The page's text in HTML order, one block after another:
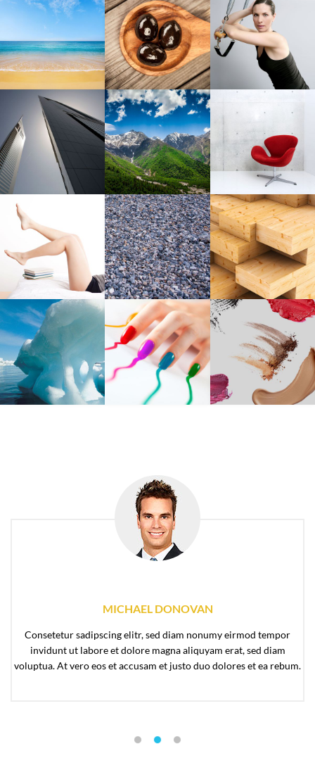
MICHAEL DONOVAN
Consetetur sadipscing elitr, sed diam nonumy eirmod tempor
invidunt ut labore et dolore magna aliquyam erat, sed diam
voluptua. At vero eos et accusam et justo duo dolores et ea rebum.